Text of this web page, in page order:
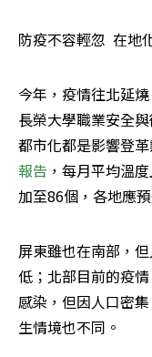
防疫不容輕忽  在地
今年，疫情往北延
長榮大學職業安全
都市化都是影響登
報告 ，每月平均溫
加至86個，各地應
屏東雖也在南部，
低；北部目前的疫
感染，但因人口密
生情境也不同。